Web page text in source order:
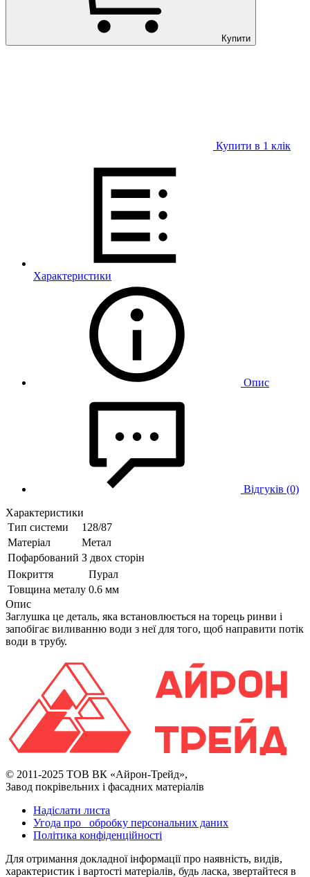
Купити
Купити в 1 клiк
Характеристики
Опис
Відгуків (0)
Характеристики
Тип системи
128/87
Матеріал
Метал
Пофарбований З двох сторін
Покриття
Пурал
Товщина металу 0.6 мм
Опис
Заглушка це деталь, яка встановлюється на торець ринви і
запобігає виливанню води з неї для того, щоб направити потік
води в трубу.
© 2011-2025 ТОВ ВК «Айрон-Трейд»,
Завод покрівельних і фасадних матеріалів
Надіслати листа
Угода про обробку персональних даних
Політика конфіденційності
Для отримання докладної інформації про наявність, видів,
характеристик і вартості матеріалів, будь ласка, звертайтеся в